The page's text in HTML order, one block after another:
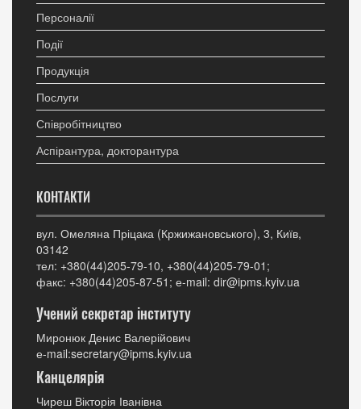
Персоналії
Події
Продукція
Послуги
Співробітництво
Аспірантура, докторантура
КОНТАКТИ
вул. Омеляна Пріцака (Кржижановського), 3, Київ,
03142
тел: +380(44)205-79-10, +380(44)205-79-01;
факс: +380(44)205-87-51; е-mail: dir@ipms.kyiv.ua
Учений секретар інституту
Миронюк Денис Валерійович
е-mail:secretary@ipms.kyiv.ua
Канцелярія
Чиреш Вікторія Іванівна